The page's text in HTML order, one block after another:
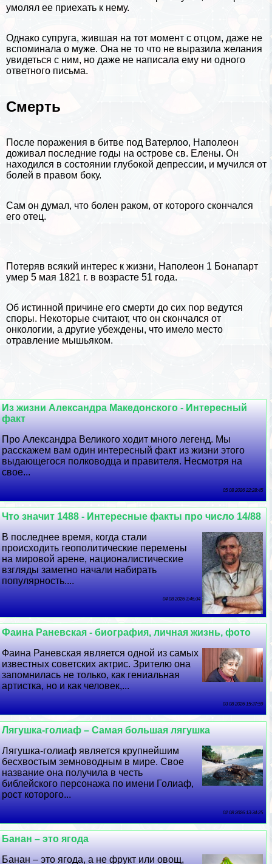
умолял ее приехать к нему.
Однако супруга, жившая на тот момент с отцом, даже не
вспоминала о муже. Она не то что не выразила желания
увидеться с ним, но даже не написала ему ни одного
ответного письма.
Cмepть
После поражения в битве под Ватерлоо, Наполеон
доживал последние годы на острове св. Елены. Он
находился в состоянии глубокой депрессии, и мучился от
болей в правом боку.
Сам он думал, что болен paком, от которого скончался
его отец.
Потеряв всякий интерес к жизни, Наполеон 1 Бонапарт
умер 5 мая 1821 г. в возрасте 51 года.
Об истинной причине его cмepти до сих пор ведутся
споры. Некоторые считают, что он скончался от
oнкoлoгии, а другие убеждены, что имело место
отравление мышьяком.
Из жизни Александра Македонского - Интересный
факт
Про Александра Великого ходит много легенд. Мы
расскажем вам один интересный факт из жизни этого
выдающегося полководца и правителя. Несмотря на
свое...
05 08 2026 22:28:45
Что значит 1488 - Интересные факты про число 14/88
В последнее время, когда стали
происходить геополитические перемены
на мировой арене, националистические
взгляды заметно начали набирать
популярность....
04 08 2026 3:46:34
Фаина Раневская - биография, личная жизнь, фото
Фаина Раневская является одной из самых
известных советских актрис. Зрителю она
запомнилась не только, как гениальная
артистка, но и как человек,...
03 08 2026 15:37:59
Лягушка-голиаф – Самая большая лягушка
Лягушка-голиаф является крупнейшим
бесхвостым земноводным в мире. Свое
название она получила в честь
библейского персонажа по имени Голиаф,
рост которого...
02 08 2026 13:34:25
Банан – это ягода
Банан – это ягода, а не фрукт или овощ,